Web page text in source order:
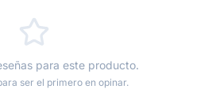
para este producto.
ser el primero en opinar.